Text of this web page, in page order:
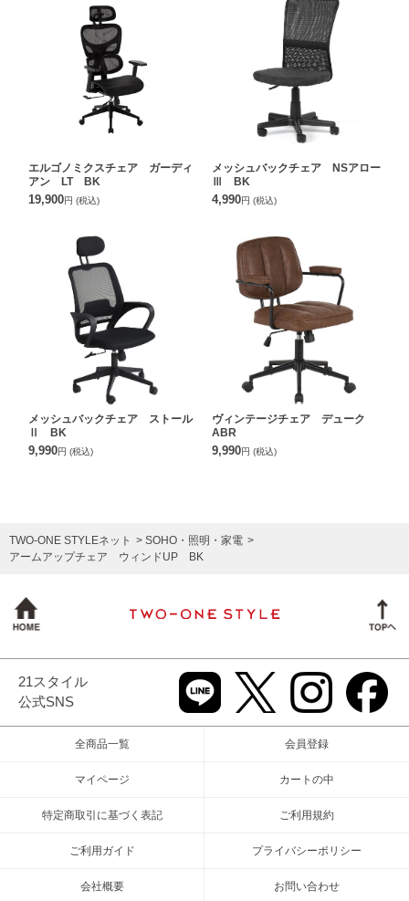
エルゴノミクスチェア ガーディ
アン LT BK
19,900円 (税込)
メッシュバックチェア NSアロー
Ⅲ BK
4,990円 (税込)
メッシュバックチェア ストール
Ⅱ BK
9,990円 (税込)
ヴィンテージチェア デューク
ABR
9,990円 (税込)
TWO-ONE STYLEネット
SOHO・照明・家電
アームアップチェア ウィンドUP BK
21スタイル
公式SNS
全商品一覧 会員登録
マイページ カートの中
特定商取引に基づく表記 ご利用規約
ご利用ガイド プライバシーポリシー
会社概要 お問い合わせ